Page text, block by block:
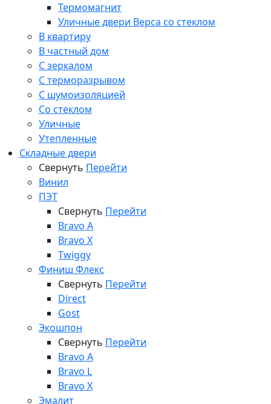
Термомагнит
Уличные двери Верса со стеклом
В квартиру
В частный дом
С зеркалом
С терморазрывом
С шумоизоляцией
Со стеклом
Уличные
Утепленные
Складные двери
Свернуть Перейти
Винил
ПЭТ
Свернуть Перейти
Bravo A
Bravo X
Twiggy
Финиш Флекс
Свернуть Перейти
Direct
Gost
Экошпон
Свернуть Перейти
Bravo A
Bravo L
Bravo X
Эмалит